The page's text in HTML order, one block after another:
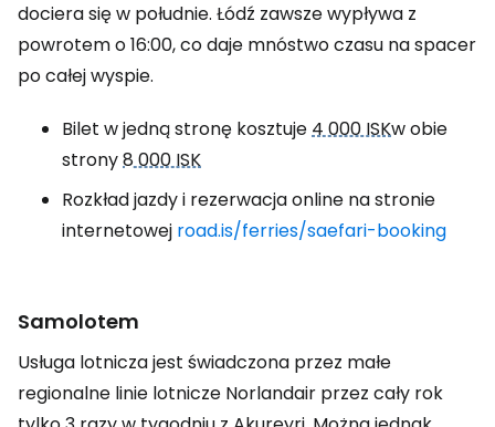
dociera się w południe. Łódź zawsze wypływa z
powrotem o 16:00, co daje mnóstwo czasu na spacer
po całej wyspie.
Bilet w jedną stronę kosztuje4 000 ISKw obie
strony8 000 ISK
Rozkład jazdy i rezerwacja online na stronie
internetowej road.is/ferries/saefari-booking
Samolotem
Usługa lotnicza jest świadczona przez małe
regionalne linie lotnicze Norlandair przez cały rok